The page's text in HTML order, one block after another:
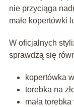
nie przyciąga
małe kopertówki
W oficjalnych
sprawdzą się
kopertówka
torebka na
mała